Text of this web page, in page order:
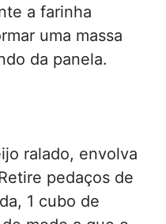
a farinha
uma massa
da panela.
ralado, envolva
pedaços de
1 cubo de